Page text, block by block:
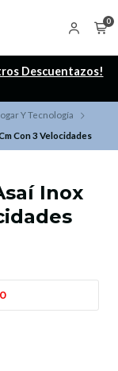
0
Descuentazos!
Y Tecnología
Con 3 Velocidades
Inox